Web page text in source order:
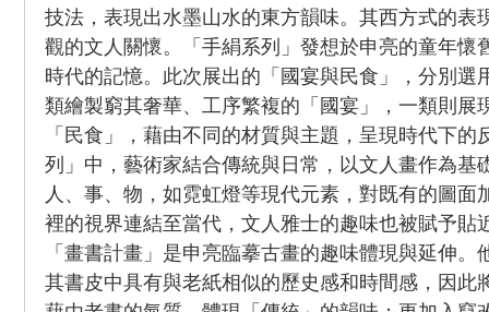
技法，表現出水墨山水的東方韻味。其西方式的表
觀的文人關懷。「手絹系列」發想於申亮的童年懷
時代的記憶。此次展出的「國宴與民食」，分別選
類繪製窮其奢華、工序繁複的「國宴」，一類則展
「民食」，藉由不同的材質與主題，呈現時代下的
列」中，藝術家結合傳統與日常，以文人畫作為基
人、事、物，如霓虹燈等現代元素，對既有的圖面
裡的視界連結至當代，文人雅士的趣味也被賦予貼
「畫書計畫」是申亮臨摹古畫的趣味體現與延伸
其書皮中具有與老紙相似的歷史感和時間感，因此